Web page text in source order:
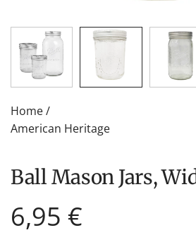
Home/
American Heritage
Ball Mason Jars,
Regulärer
6,95 €